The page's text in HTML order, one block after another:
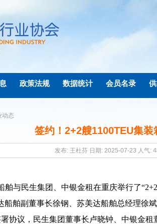
政策法规 数据统计 会员名录
动态
签约！2+2艘1100TEU集装
发布: 王杜芬 日期: 2025-07-23 人气:
舶与民生集团、中银金租在重庆举行了“2+2
船舶副董事长徐钢、苏美达船舶总经理徐
协议，民生集团董事长卢晓钟、中银金